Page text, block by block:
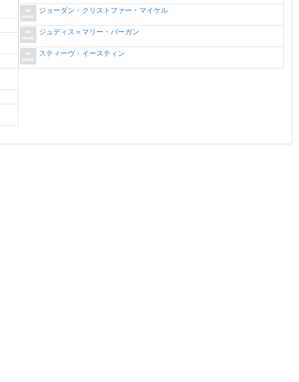
ジョーダン・クリストファー・マイケル
ジュディス＝マリー・バーガン
スティーヴ・イースティン